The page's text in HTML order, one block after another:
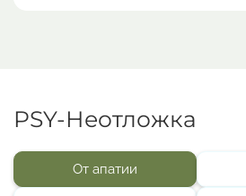
PSY-Неотложка
От апатии